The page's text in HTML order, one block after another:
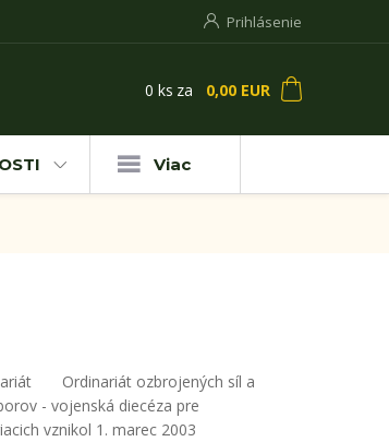
Prihlásenie
0 ks za 0,00 EUR
Viac
Ordinariát ozbrojených síl a
- vojenská diecéza pre
vznikol 1. marec 2003